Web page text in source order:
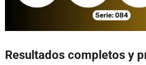
Resultados completos y